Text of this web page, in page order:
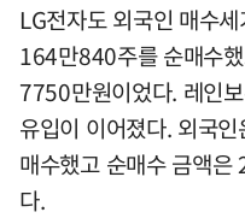
LG전자도 외국인 매수
164만840주를 순매수
7750만원이었다. 레인
유입이 이어졌다. 외국
매수했고 순매수 금액
다.